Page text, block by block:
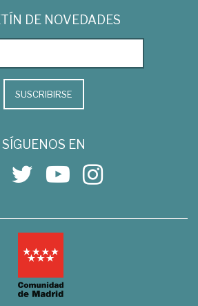
DE NOVEDADES
SUSCRIBIRSE
SÍGUENOS EN